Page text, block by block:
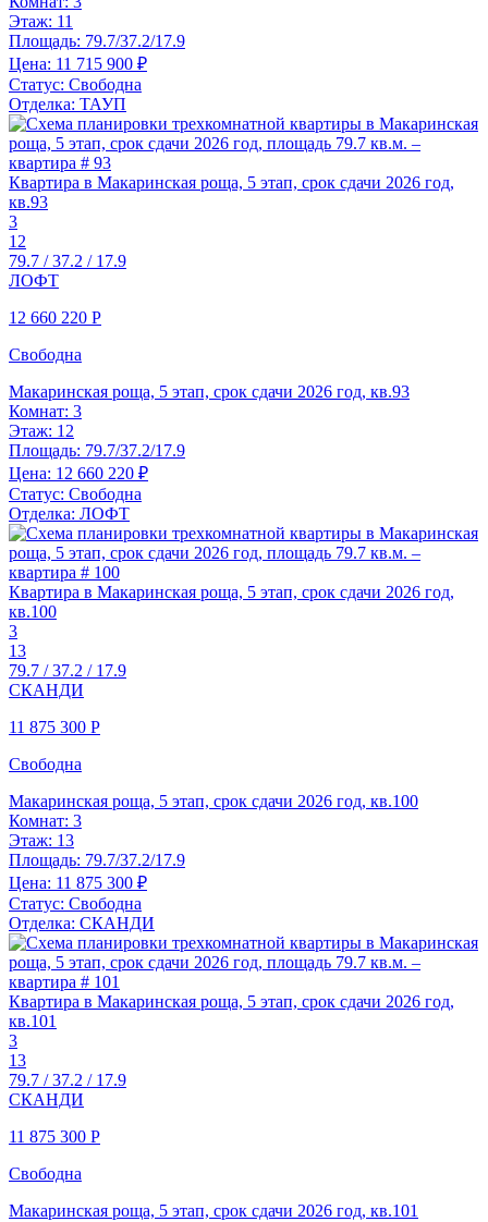
Этаж: 11
Площадь: 79.7/37.2/17.9
Цена: 11 715 900 ₽
Статус: Свободна
Отделка: ТАУП
Квартира в Макаринская роща, 5 этап, срок сдачи 2026 год,
кв.93
3
12
79.7 / 37.2 / 17.9
ЛОФТ
12 660 220 Р
Свободна
Макаринская роща, 5 этап, срок сдачи 2026 год, кв.93
Комнат: 3
Этаж: 12
Площадь: 79.7/37.2/17.9
Цена: 12 660 220 ₽
Статус: Свободна
Отделка: ЛОФТ
Квартира в Макаринская роща, 5 этап, срок сдачи 2026 год,
кв.100
3
13
79.7 / 37.2 / 17.9
СКАНДИ
11 875 300 Р
Свободна
Макаринская роща, 5 этап, срок сдачи 2026 год, кв.100
Комнат: 3
Этаж: 13
Площадь: 79.7/37.2/17.9
Цена: 11 875 300 ₽
Статус: Свободна
Отделка: СКАНДИ
Квартира в Макаринская роща, 5 этап, срок сдачи 2026 год,
кв.101
3
13
79.7 / 37.2 / 17.9
СКАНДИ
11 875 300 Р
Свободна
Макаринская роща, 5 этап, срок сдачи 2026 год, кв.101